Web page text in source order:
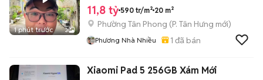
1 phút trước 3
11,8 tỷ 590 tr/m² 20 m²
Phường Tân Phong (P. Tân Hưng mới)
Phương Nhà Nhiều 1 đã bán
Xiaomi Pad 5 256GB Xám Mới